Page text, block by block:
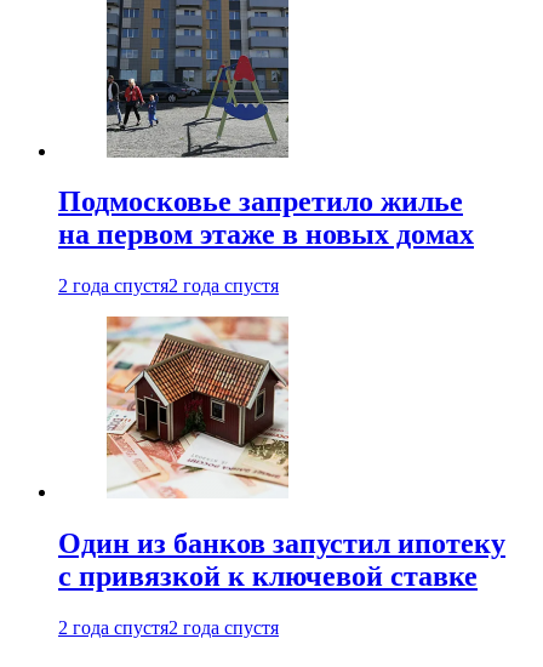
Подмосковье запретило жилье
на первом этаже в новых домах
2 года спустя2 года спустя
Один из банков запустил ипотеку
с привязкой к ключевой ставке
2 года спустя2 года спустя